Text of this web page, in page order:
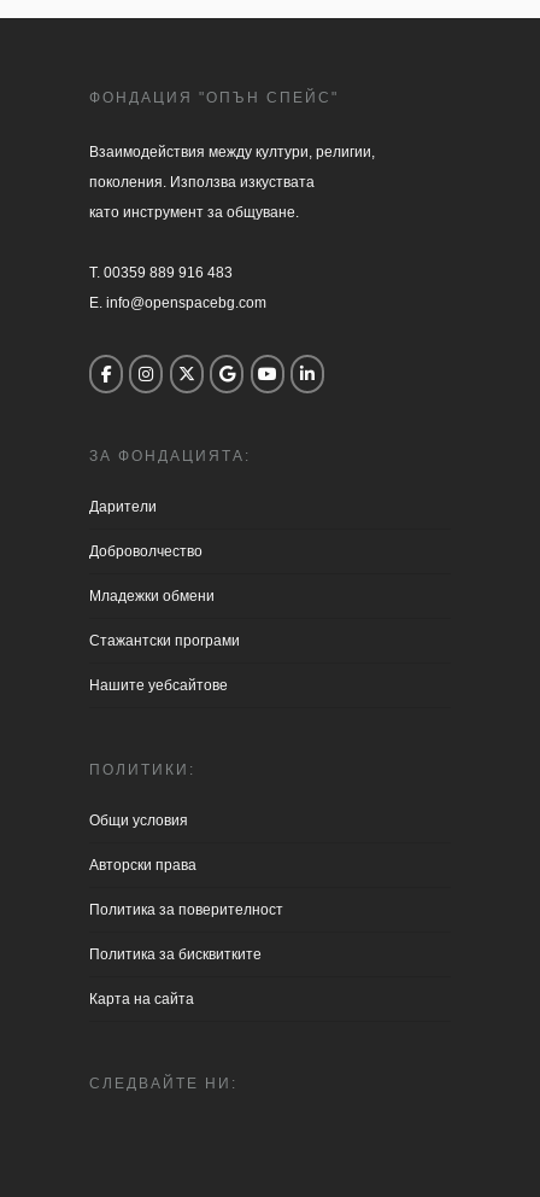
ФОНДАЦИЯ "ОПЪН СПЕЙС"
Взаимодействия между култури, религии,
поколения. Използва изкуствата
като инструмент за общуване.
T. 00359 889 916 483
E. info@openspacebg.com
ЗА ФОНДАЦИЯТА:
Дарители
Доброволчество
Младежки обмени
Стажантски програми
Нашите уебсайтове
ПОЛИТИКИ:
Общи условия
Aвторски права
Политика за поверителност
Политика за бисквитките
Карта на сайта
СЛЕДВАЙТЕ НИ: